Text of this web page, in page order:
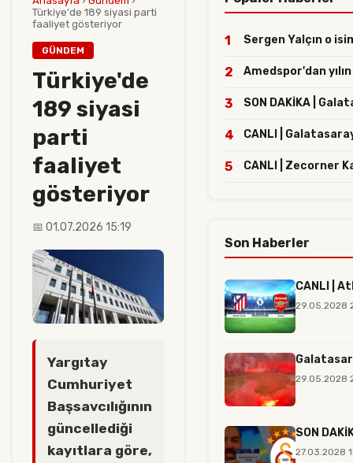
Türkiye'de 189 siyasi parti
faaliyet gösteriyor
GÜNDEM
Türkiye'de
189 siyasi
parti
faaliyet
gösteriyor
📅 01.07.2026 15:19
Yargıtay
Cumhuriyet
Başsavcılığının
güncellediği
kayıtlara göre,
1 Sergen Yalçın o
2 Amedspor'dan
3 SON DAKİKA |
4 CANLI |
5 CANLI | Zecorner
Son Haberler
CANLI |
29.05.2028
29.05.2028
SON
27.03.2028